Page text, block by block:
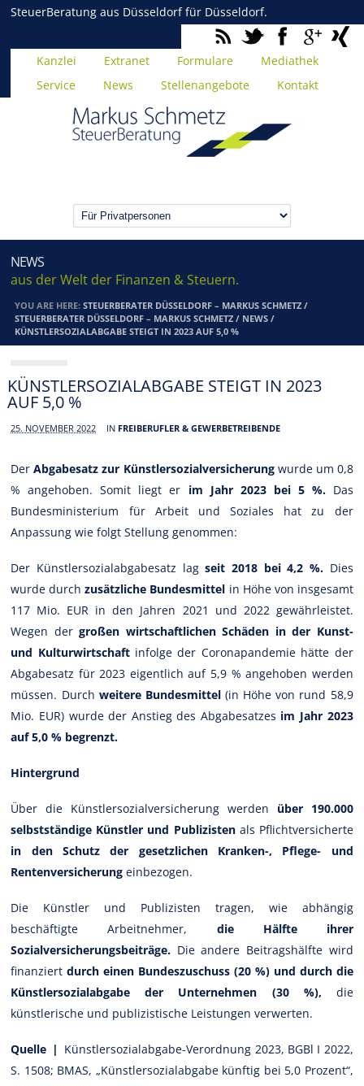
SteuerBeratung aus Düsseldorf für Düsseldorf.
Kanzlei Extranet Formulare
Mediathek
Service
News Stellenangebote Kontakt
NEWS
aus der Welt der Finanzen & Steuern.
YOU ARE HERE:STEUERBERATER DÜSSELDORF – MARKUS SCHMETZ /
STEUERBERATER DÜSSELDORF – MARKUS SCHMETZ / NEWS /
KÜNSTLERSOZIALABGABE STEIGT IN 2023 AUF 5,0 %
KÜNSTLERSOZIALABGABE STEIGT IN 2023
AUF 5,0 %
25. NOVEMBER 2022 IN FREIBERUFLER & GEWERBETREIBENDE
DerAbgabesatz zur Künstlersozialversicherungwurde um 0,8
% angehoben. Somit liegt er im Jahr 2023 bei 5 %.Das
Bundesministerium für Arbeit und Soziales hat zu der
Anpassung wie folgt Stellung genommen:
Der Künstlersozialabgabesatz lagseit 2018 bei 4,2 %.Dies
wurde durchzusätzliche Bundesmittel in Höhe von insgesamt
117 Mio. EUR in den Jahren 2021 und 2022 gewährleistet.
Wegen dergroßen wirtschaftlichen Schäden in der Kunst-
und Kulturwirtschaft infolge der Coronapandemie hätte der
Abgabesatz für 2023 eigentlich auf 5,9 % angehoben werden
müssen. Durch weitere Bundesmittel(in Höhe von rund 58,9
Mio. EUR) wurde der Anstieg des Abgabesatzes im Jahr 2023
auf 5,0 % begrenzt.
Hintergrund
Über die Künstlersozialversicherung werden über 190.000
selbstständige Künstler und Publizisten als Pflichtversicherte
in den Schutz der gesetzlichen Kranken-, Pflege- und
Rentenversicherung einbezogen.
Die Künstler und Publizisten tragen, wie abhängig
beschäftigte Arbeitnehmer, die Hälfte ihrer
Sozialversicherungsbeiträge. Die andere Beitragshälfte wird
finanziertdurch einen Bundeszuschuss (20 %) und durch die
Künstlersozialabgabe der Unternehmen (30 %), die
künstlerische und publizistische Leistungen verwerten.
Quelle | Künstlersozialabgabe-Verordnung 2023, BGBl I 2022,
S. 1508; BMAS, „Künstlersozialabgabe künftig bei 5,0 Prozent“,